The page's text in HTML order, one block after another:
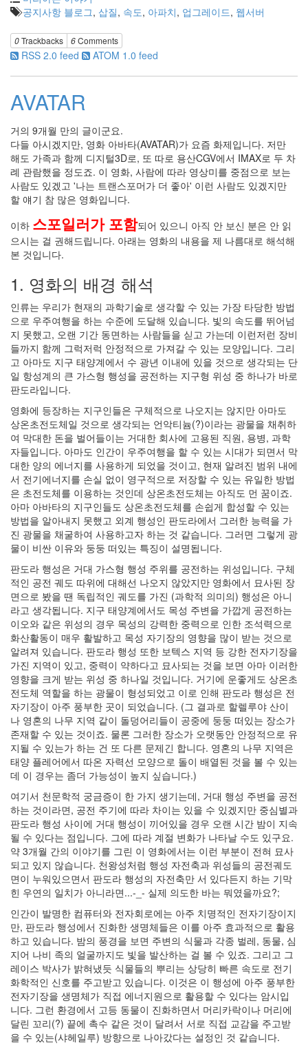
공지사항 블로그, 삽질, 속도, 아파치, 업그레이드, 웹서버
0Trackbacks 6Comments
RSS 2.0 feed ATOM 1.0 feed
AVATAR
거의 9개월 만의 글이군요.
다들 아시겠지만, 영화 아바타(AVATAR)가 요즘 화제입니다. 저만
해도 가족과 함께 디지털3D로, 또 따로 용산CGV에서 IMAX로 두 차
례 관람했을 정도죠. 이 영화, 사람에 따라 영상미를 중점으로 보는
사람도 있겠고 '나는 트랜스포머가 더 좋아' 이런 사람도 있겠지만
할 얘기 참 많은 영화입니다.
이하 스포일러가 포함되어 있으니 아직 안 보신 분은 안 읽
으시는 걸 권해드립니다. 아래는 영화의 내용을 제 나름대로 해석해
본 것입니다.
1. 영화의 배경 해석
인류는 우리가 현재의 과학기술로 생각할 수 있는 가장 타당한 방법
으로 우주여행을 하는 수준에 도달해 있습니다. 빛의 속도를 뛰어넘
지 못했고, 오랜 기간 동면하는 사람들을 싣고 가는데 이런저런 장비
들까지 함께 그럭저럭 안정적으로 가져갈 수 있는 모양입니다. 그리
고 아마도 지구 태양계에서 수 광년 이내에 있을 것으로 생각되는 단
일 항성계의 큰 가스형 행성을 공전하는 지구형 위성 중 하나가 바로
판도라입니다.
영화에 등장하는 지구인들은 구체적으로 나오지는 않지만 아마도
상온초전도체일 것으로 생각되는 언악티늄(?)이라는 광물을 채취하
여 막대한 돈을 벌어들이는 거대한 회사에 고용된 직원, 용병, 과학
자들입니다. 아마도 인간이 우주여행을 할 수 있는 시대가 되면서 막
대한 양의 에너지를 사용하게 되었을 것이고, 현재 알려진 범위 내에
서 전기에너지를 손실 없이 영구적으로 저장할 수 있는 유일한 방법
은 초전도체를 이용하는 것인데 상온초전도체는 아직도 먼 꿈이죠.
아마 아바타의 지구인들도 상온초전도체를 손쉽게 합성할 수 있는
방법을 알아내지 못했고 외계 행성인 판도라에서 그러한 능력을 가
진 광물을 채굴하여 사용하고자 하는 것 같습니다. 그러면 그렇게 광
물이 비싼 이유와 둥둥 떠있는 특징이 설명됩니다.
판도라 행성은 거대 가스형 행성 주위를 공전하는 위성입니다. 구체
적인 공전 궤도 따위에 대해선 나오지 않았지만 영화에서 묘사된 장
면으로 봤을 땐 독립적인 궤도를 가진 (과학적 의미의) 행성은 아니
라고 생각됩니다. 지구 태양계에서도 목성 주변을 가깝게 공전하는
이오와 같은 위성의 경우 목성의 강력한 중력으로 인한 조석력으로
화산활동이 매우 활발하고 목성 자기장의 영향을 많이 받는 것으로
알려져 있습니다. 판도라 행성 또한 보텍스 지역 등 강한 전자기장을
가진 지역이 있고, 중력이 약하다고 묘사되는 것을 보면 아마 이러한
영향을 크게 받는 위성 중 하나일 것입니다. 거기에 운좋게도 상온초
전도체 역할을 하는 광물이 형성되었고 이로 인해 판도라 행성은 전
자기장이 아주 풍부한 곳이 되었습니다. (그 결과로 할렐루야 산이
나 영혼의 나무 지역 같이 돌덩어리들이 공중에 둥둥 떠있는 장소가
존재할 수 있는 것이죠. 물론 그러한 장소가 오랫동안 안정적으로 유
지될 수 있는가 하는 건 또 다른 문제긴 합니다. 영혼의 나무 지역은
태양 플레어에서 따온 자력선 모양으로 돌이 배열된 것을 볼 수 있는
데 이 경우는 좀더 가능성이 높지 싶습니다.)
여기서 천문학적 궁금증이 한 가지 생기는데, 거대 행성 주변을 공전
하는 것이라면, 공전 주기에 따라 차이는 있을 수 있겠지만 중심별과
판도라 행성 사이에 거대 행성이 끼어있을 경우 오랜 시간 밤이 지속
될 수 있다는 점입니다. 그에 따라 계절 변화가 나타날 수도 있구요.
약 3개월 간의 이야기를 그린 이 영화에서는 이런 부분이 전혀 묘사
되고 있지 않습니다. 천왕성처럼 행성 자전축과 위성들의 공전궤도
면이 누워있으면서 판도라 행성의 자전축만 서 있다든지 하는 기막
힌 우연의 일치가 아니라면...-_- 실제 의도한 바는 뭐였을까요?;
인간이 발명한 컴퓨터와 전자회로에는 아주 치명적인 전자기장이지
만, 판도라 행성에서 진화한 생명체들은 이를 아주 효과적으로 활용
하고 있습니다. 밤의 풍경을 보면 주변의 식물과 각종 벌레, 동물, 심
지어 나비 족의 얼굴까지도 빛을 발산하는 걸 볼 수 있죠. 그리고 그
레이스 박사가 밝혀냈듯 식물들의 뿌리는 상당히 빠른 속도로 전기
화학적인 신호를 주고받고 있습니다. 이것은 이 행성에 아주 풍부한
전자기장을 생명체가 직접 에너지원으로 활용할 수 있다는 암시입
니다. 그런 환경에서 고등 동물이 진화하면서 머리카락이나 머리에
달린 꼬리(?) 끝에 촉수 같은 것이 달려서 서로 직접 교감을 주고받
을 수 있는(샤헤일루) 방향으로 나아갔다는 설정인 것 같습니다.